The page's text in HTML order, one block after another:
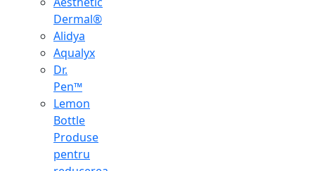
Dermal®
Alidya
Aqualyx
Dr.
Pen™
Lemon
Bottle
Produse
pentru